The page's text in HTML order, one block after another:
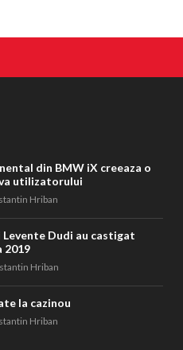
din BMW iX creeaza o
utilizatorului
Hriban
Levente Dudi au castigat
2019
Hriban
la cazinou
Hriban